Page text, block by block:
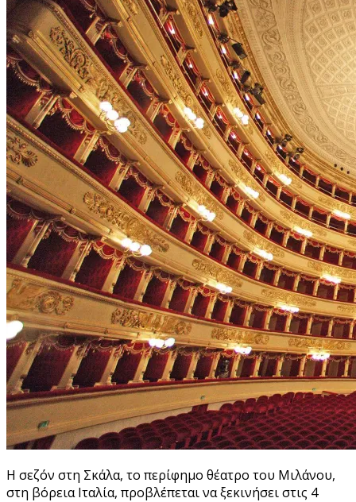
Η σεζόν στη Σκάλα, το περίφημο θέατρο του Μιλάνου,
στη βόρεια Ιταλία, προβλέπεται να ξεκινήσει στις 4